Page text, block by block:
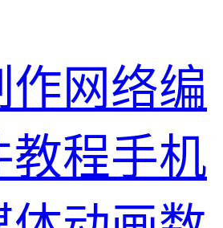
作网络编
教程手机